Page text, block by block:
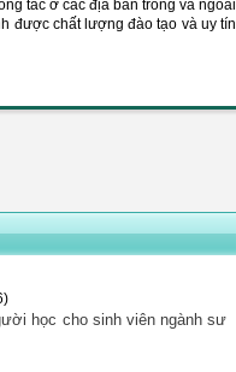
tác ở các địa bàn trong và ngoài
được chất lượng đào tạo và uy tín
học cho sinh viên ngành sư